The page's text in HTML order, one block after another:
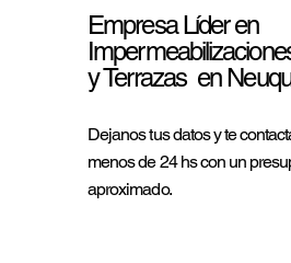
Empresa Líder en
y Terrazas en
Dejanos tus datos y te
menos de 24 hs con un
aproximado.